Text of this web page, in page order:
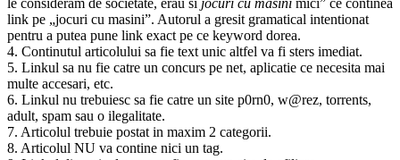
link pe „jocuri cu masini”. Autorul a gresit gramatical intentionat
pentru a putea pune link exact pe ce keyword dorea.
4. Continutul articolului sa fie text unic altfel va fi sters imediat.
5. Linkul sa nu fie catre un concurs pe net, aplicatie ce necesita mai
multe accesari, etc.
6. Linkul nu trebuiesc sa fie catre un site p0rn0, w@rez, torrents,
adult, spam sau o ilegalitate.
7. Articolul trebuie postat in maxim 2 categorii.
8. Articolul NU va contine nici un tag.